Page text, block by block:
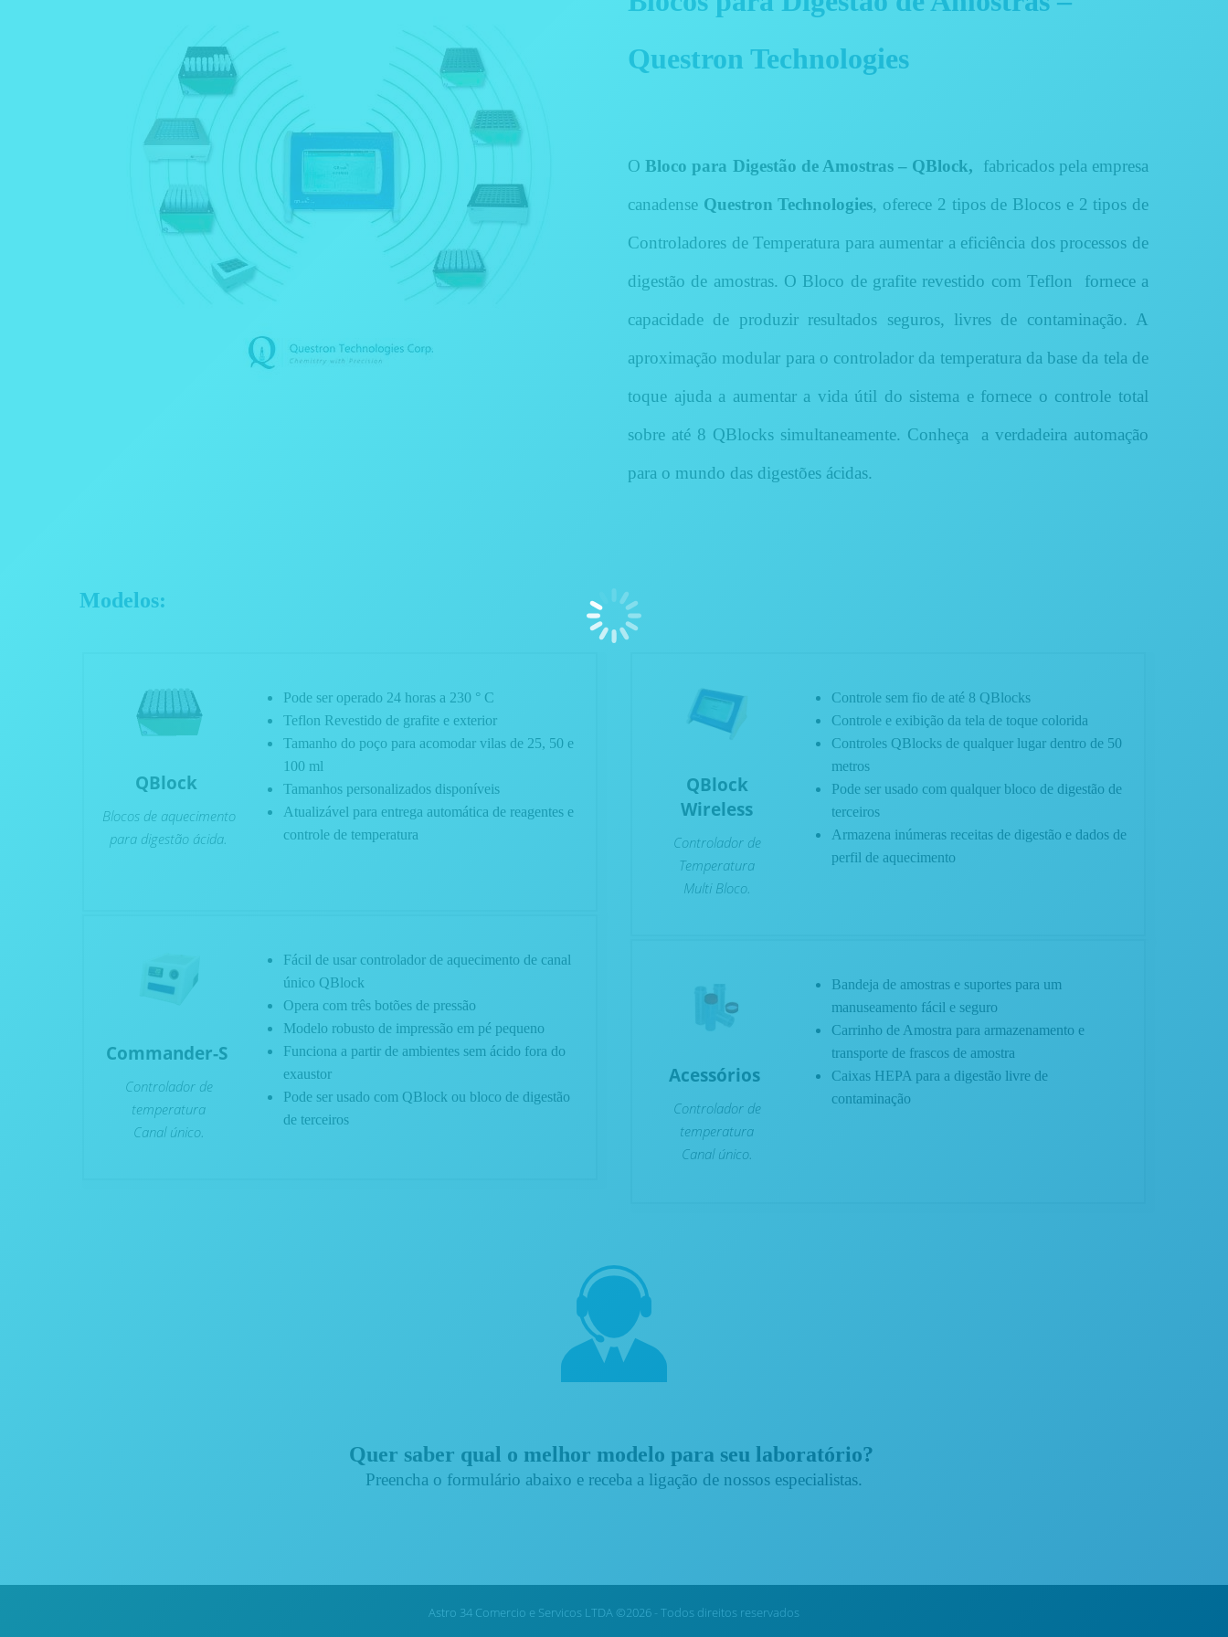
Questron Technologies
OBloco para Digestão de Amostras – QBlock,
fabricados pela empresa
canadense Questron Technologies, oferece 2 tipos de Blocos e 2 tipos de
Controladores de Temperatura para aumentar a eficiência dos processos de
digestão de amostras. O Bloco de grafite revestido com Teflon fornece a
capacidade de produzir resultados seguros, livres de contaminação.
A
aproximação modular para o controlador da temperatura da base da tela de
toque ajuda a aumentar a vida útil do sistema e fornece o controle total
sobre até 8 QBlocks simultaneamente. Conheça
a verdadeira automação
para o mundo das digestões ácidas.
Modelos:
QBlock
Blocos de aquecimento
para digestão ácida.
Pode ser operado 24 horas a 230 ° C
Teflon Revestido de grafite e exterior
Tamanho do poço para acomodar vilas de 25, 50 e
100 ml
Tamanhos personalizados disponíveis
Atualizável para entrega automática de reagentes e
controle de temperatura
Commander-S
Controlador de
temperatura
Canal único.
Fácil de usar controlador de aquecimento de canal
único QBlock
Opera com três botões de pressão
Modelo robusto de impressão em pé pequeno
Funciona a partir de ambientes sem ácido fora do
exaustor
Pode ser usado com QBlock ou bloco de digestão
de terceiros
QBlock
Wireless
Controlador de
Temperatura
Multi Bloco.
Controle sem fio de até 8 QBlocks
Controle e exibição da tela de toque colorida
Controles QBlocks de qualquer lugar dentro de 50
metros
Pode ser usado com qualquer bloco de digestão de
terceiros
Armazena inúmeras receitas de digestão e dados de
perfil de aquecimento
Acessórios
Controlador de
temperatura
Canal único.
Bandeja de amostras e suportes para um
manuseamento fácil e seguro
Carrinho de Amostra para armazenamento e
transporte de frascos de amostra
Caixas HEPA para a digestão livre de
contaminação
Quer saber qual o melhor modelo para seu laboratório?
Preencha o formulário abaixo e receba a ligação de nossos especialistas.
Astro 34 Comercio e Servicos LTDA ©2026 - Todos direitos reservados